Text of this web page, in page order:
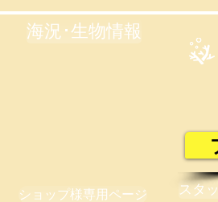
海況･生物情報
ショップ様専用ページ スタ